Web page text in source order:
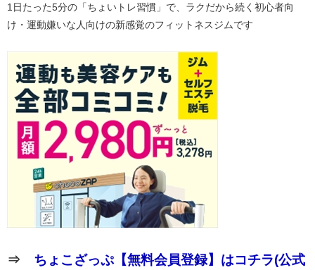
1日たった5分の「ちょいトレ習慣」で、ラクだから続く初心者向
け・運動嫌いな人向けの新感覚のフィットネスジムです
⇒ ちょこざっぷ【無料会員登録】はコチラ(公式